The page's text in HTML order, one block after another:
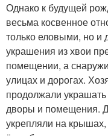
Однако к будущей
весьма косвенное
только еловыми, но и
украшения из хвои
помещении, а
улицах и дорогах.
продолжали
дворы и помещения.
укрепляли на